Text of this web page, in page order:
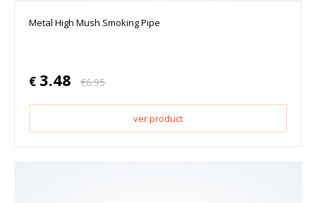
Metal High Mush Smoking Pipe
€ 3.48 €6.95
ver product